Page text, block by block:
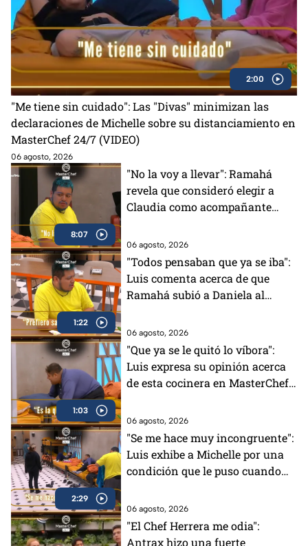
2:00
"Me tiene sin cuidado": Las "Divas" minimizan las
declaraciones de Michelle sobre su distanciamiento en
MasterChef 24/7 (VIDEO)
06 agosto, 2026
8:07
"No la voy a llevar": Ramahá
revela que consideró elegir a
Claudia como acompañante
MasterChef (VIDEO)
06 agosto, 2026
1:22
"Todos pensaban que ya se iba":
Luis comenta acerca de que
Ramahá subió a Daniela al
06 agosto, 2026
1:03
"Que ya se le quitó lo víbora":
Luis expresa su opinión acerca
de esta cocinera en MasterChef
06 agosto, 2026
2:29
"Se me hace muy incongruente":
Luis exhibe a Michelle por una
condición que le puso cuando
06 agosto, 2026
"El Chef Herrera me odia":
Antrax hizo una fuerte